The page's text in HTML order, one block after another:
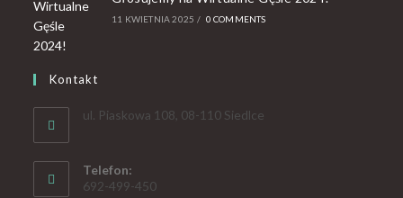
11 KWIETNIA 2025 / 0 COMMENTS
Kontakt
ul. Piaskowa 108, 08-110 Siedlce
Telefon:
692-499-450